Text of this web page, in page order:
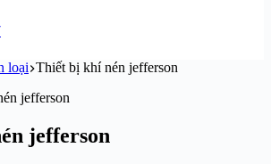
loại Thiết bị khí nén jefferson
jefferson